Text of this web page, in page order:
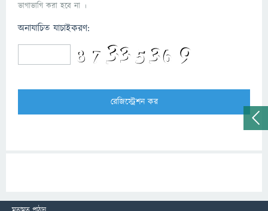
ভাগাভাগি করা হবে না ।
অনাযাচিত যাচাইকরণ: